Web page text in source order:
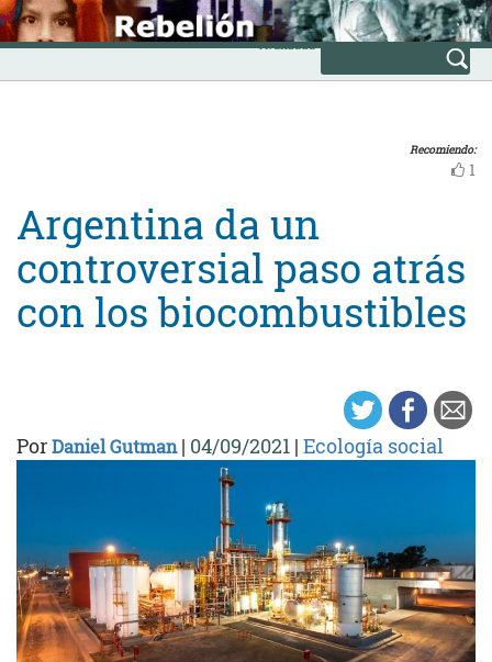
Skip
to
content
INICIO
Avanzada
Recomiendo:
1
Argentina da un
controversial paso atrás
con los biocombustibles
PorDaniel Gutman| 04/09/2021 | Ecología social